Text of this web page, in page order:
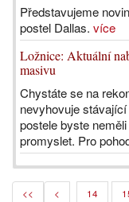
Představujeme
postel Dallas. více
Ložnice: Aktuální
masivu
Chystáte se na
nevyhovuje
postele byste
promyslet. Pro
<< < 14